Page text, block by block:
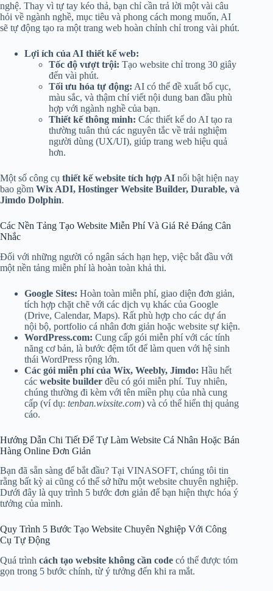
nghệ. Thay vì tự tay kéo thả, bạn chỉ cần trả lời một vài câu
hỏi về ngành nghề, mục tiêu và phong cách mong muốn, AI
sẽ tự động tạo ra một trang web hoàn chỉnh chỉ trong vài phút.
Lợi ích của AI thiết kế web:
Tốc độ vượt trội: Tạo website chỉ trong 30 giây
đến vài phút.
Tối ưu hóa tự động: AI có thể đề xuất bố cục,
màu sắc, và thậm chí viết nội dung ban đầu phù
hợp với ngành nghề của bạn.
Thiết kế thông minh: Các thiết kế do AI tạo ra
thường tuân thủ các nguyên tắc về trải nghiệm
người dùng (UX/UI), giúp trang web hiệu quả
hơn.
Một số công cụ thiết kế website tích hợp AI nổi bật hiện nay
bao gồm Wix ADI, Hostinger Website Builder, Durable, và
Jimdo Dolphin.
Các Nền Tảng Tạo Website Miễn Phí Và Giá Rẻ Đáng Cân
Nhắc
Đối với những người có ngân sách hạn hẹp, việc bắt đầu với
một nền tảng miễn phí là hoàn toàn khả thi.
Google Sites: Hoàn toàn miễn phí, giao diện đơn giản,
tích hợp chặt chẽ với các dịch vụ khác của Google
(Drive, Calendar, Maps). Rất phù hợp cho các dự án
nội bộ, portfolio cá nhân đơn giản hoặc website sự kiện.
WordPress.com: Cung cấp gói miễn phí với các tính
năng cơ bản, là bước đệm tốt để làm quen với hệ sinh
thái WordPress rộng lớn.
Các gói miễn phí của Wix, Weebly, Jimdo: Hầu hết
các website builder đều có gói miễn phí. Tuy nhiên,
chúng thường đi kèm với tên miền phụ của nhà cung
cấp (ví dụ: tenban.wixsite.com) và có thể hiển thị quảng
cáo.
Hướng Dẫn Chi Tiết Để Tự Làm Website Cá Nhân Hoặc Bán
Hàng Online Đơn Giản
Bạn đã sẵn sàng để bắt đầu? Tại VINASOFT, chúng tôi tin
rằng bất kỳ ai cũng có thể sở hữu một website chuyên nghiệp.
Dưới đây là quy trình 5 bước đơn giản để bạn hiện thực hóa ý
tưởng của mình.
Quy Trình 5 Bước Tạo Website Chuyên Nghiệp Với Công
Cụ Tự Động
Quá trình cách tạo website không cần code có thể được tóm
gọn trong 5 bước chính, từ ý tưởng đến khi ra mắt.